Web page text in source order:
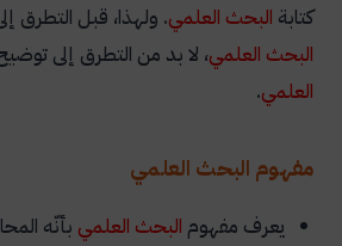
كتابة البحث العلمي. ولهذا، قبل التطرق
البحث العلمي، لا بد من التطرق إلى
العلمي.
مفهوم البحث العلمي
يعرف مفهوم البحث العلمي بأنّه